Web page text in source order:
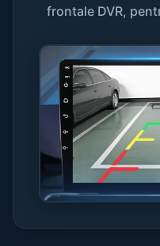
frontale DVR,